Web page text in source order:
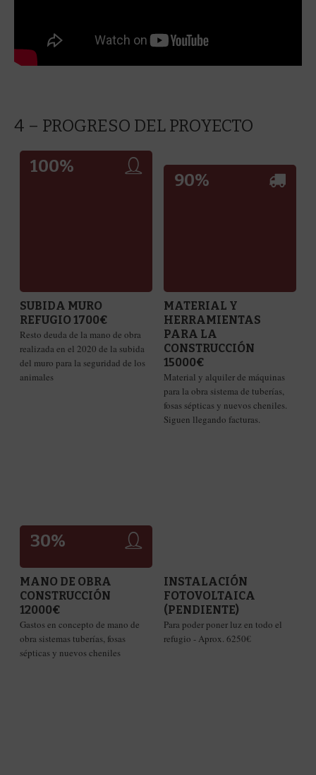
4 – PROGRESO DEL PROYECTO
100%
SUBIDA MURO
REFUGIO 1700€
Resto deuda de la mano de obra
realizada en el 2020 de la subida
del muro para la seguridad de los
animales
90%
MATERIAL Y
HERRAMIENTAS
PARA LA
CONSTRUCCIÓN
15000€
Material y alquiler de máquinas
para la obra sistema de tuberías,
fosas sépticas y nuevos cheniles.
Siguen llegando facturas.
30%
MANO DE OBRA
CONSTRUCCIÓN
12000€
Gastos en concepto de mano de
obra sistemas tuberías, fosas
sépticas y nuevos cheniles
0%
INSTALACIÓN
FOTOVOLTAICA
(PENDIENTE)
Para poder poner luz en todo el
refugio - Aprox. 6250€